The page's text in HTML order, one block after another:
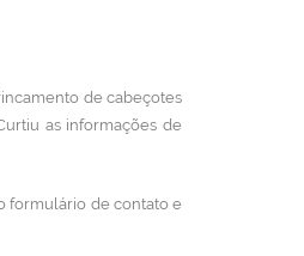
de cabeçotes
as informações de
formulário de contato e